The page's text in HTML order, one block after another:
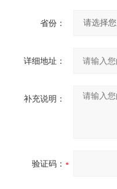
省份：
详细地址：
补充说明：
验证码：